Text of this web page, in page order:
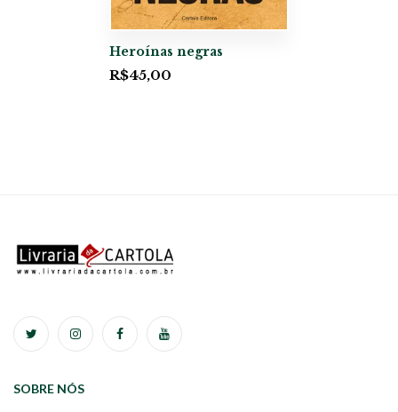
Heroínas negras
R$45,00
SOBRE NÓS